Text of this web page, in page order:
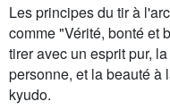
Les principes du tir à
comme "Vérité, bonté et
tirer avec un esprit pur,
personne, et la beauté à
kyudo.